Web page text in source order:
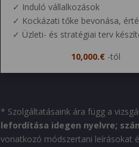
✓ Induló vállalkozások
✓ Kockázati tőke bevonása,
✓ Üzleti- és stratégiai terv
10,000.€ -tól
* Szolgáltatásaink ára függ a
lefordítása idegen nyelvre;
vonatkozó módszertani leírásokat